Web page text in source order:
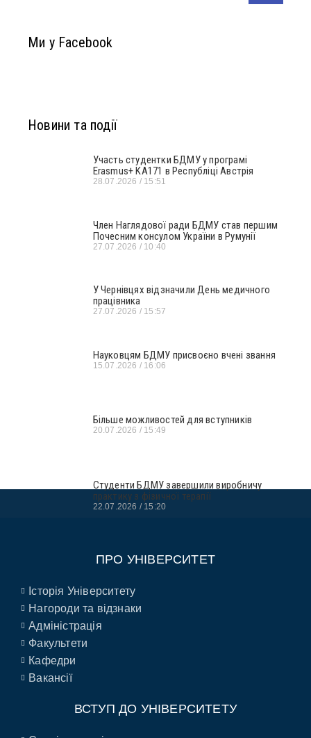
Ми у Facebook
Новини та події
Участь студентки БДМУ у програмі
Erasmus+ KA171 в Республіці Австрія
28.07.2026 15:51
Член Наглядової ради БДМУ став першим
Почесним консулом України в Румунії
27.07.2026 10:40
У Чернівцях відзначили День медичного
працівника
27.07.2026 15:57
Науковцям БДМУ присвоєно вчені звання
15.07.2026 16:06
Більше можливостей для вступників
20.07.2026 15:49
Студенти БДМУ завершили виробничу
практику з фізичної терапії
22.07.2026 15:20
ПРО УНІВЕРСИТЕТ
Історія Університету
Нагороди та відзнаки
Адміністрація
Факультети
Кафедри
Вакансії
ВСТУП ДО УНІВЕРСИТЕТУ